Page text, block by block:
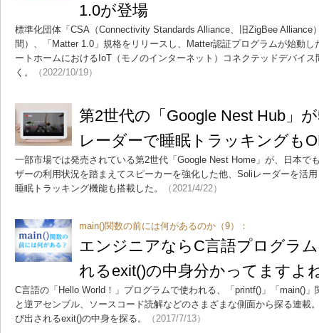
1.0が登場
標準化団体「CSA（Connectivity Standards Alliance、旧ZigBee Alliance
間）、「Matter 1.0」規格をリリースし、Matter認証プログラムが始動
ートホームにおけるIoT（モノのインターネット）コネクテッドデバイ
く。
（2022/10/19）
第2世代の「Google Nest Hub」
レーダーで睡眠トラッキングも
一部市場では発売されている第2世代「Google Nest Home」が、日本で
ザーの利用状況を踏まえてスピーカーを強化した他、Soliレーダーを活
睡眠トラッキング機能も搭載した。
（2021/4/22）
main()関数の前には何があるのか（9）：
エンジニアならC言語プログラ
れるexit()の中身分かってますよ
C言語の「Hello World！」プログラムで使われる、「printf()」「main()
と逆アセンブル、ソースコード読解などのさまざまな側面から探る連載
び出されるexit()の中身を探る。
（2017/7/13）